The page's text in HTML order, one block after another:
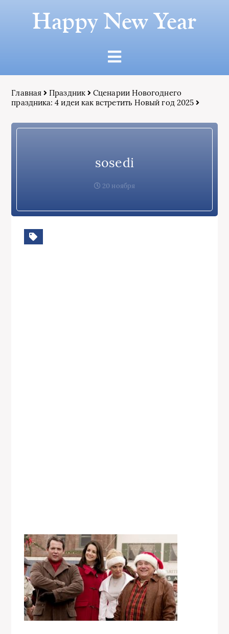
Happy New Year
Главная Праздник
Сценарии Новогоднего
праздника: 4 идеи как встретить Новый год 2025
sosedi
20 ноября